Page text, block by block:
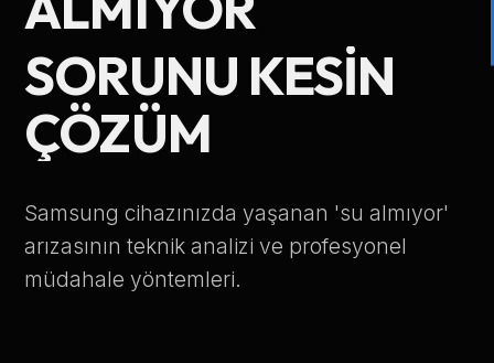
SORUNU KESIN
ÇÖZÜM
Samsung cihazınızda yaşanan 'su almıyor'
arızasının teknik analizi ve profesyonel
müdahale yöntemleri.
Telefon Numarası
Hizmet Türü
Servis Çağır